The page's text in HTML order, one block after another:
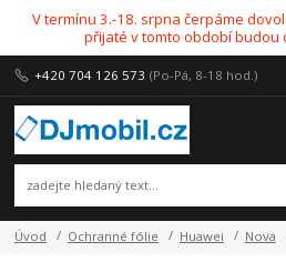
V termínu 3.-18. srpna čerpáme
přijaté v tomto období budou
+420 704 126 573 (Po-Pá, 8-18 hod.)
Úvod Ochranné fólie Huawei Nova